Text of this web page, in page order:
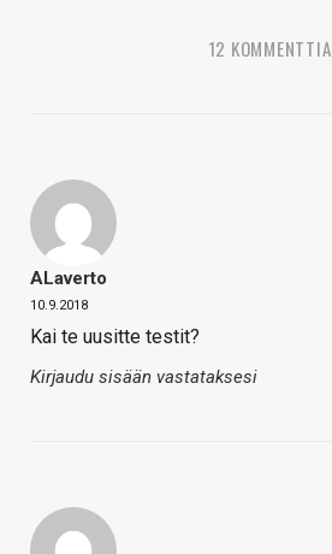
12 KOMMENTTIA
ALaverto
10.9.2018
Kai te uusitte testit?
Kirjaudu sisään vastataksesi